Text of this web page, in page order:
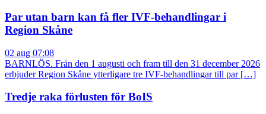
Par utan barn kan få fler IVF-behandlingar i
Region Skåne
02 aug 07:08
BARNLÖS. Från den 1 augusti och fram till den 31 december 2026
erbjuder Region Skåne ytterligare tre IVF-behandlingar till par […]
Tredje raka förlusten för BoIS